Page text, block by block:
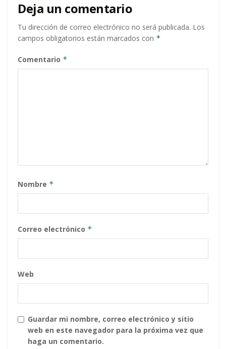
Deja un comentario
Tu dirección de correo electrónico no será publicada. Los
campos obligatorios están marcados con *
Comentario *
Nombre *
Correo electrónico *
Web
Guardar mi nombre, correo electrónico y sitio
web en este navegador para la próxima vez que
haga un comentario.